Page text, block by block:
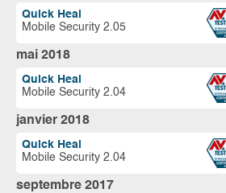
Quick Heal
Mobile Security 2.05
mai 2018
Quick Heal
Mobile Security 2.04
janvier 2018
Quick Heal
Mobile Security 2.04
septembre 2017